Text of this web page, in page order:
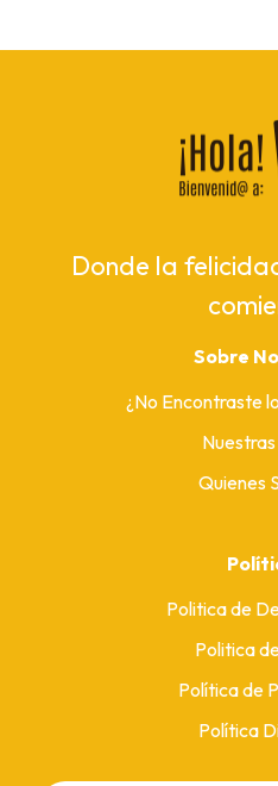
Donde la
Sobre
¿No Encontraste
Quienes
Politica de
Politica
Política de
Política